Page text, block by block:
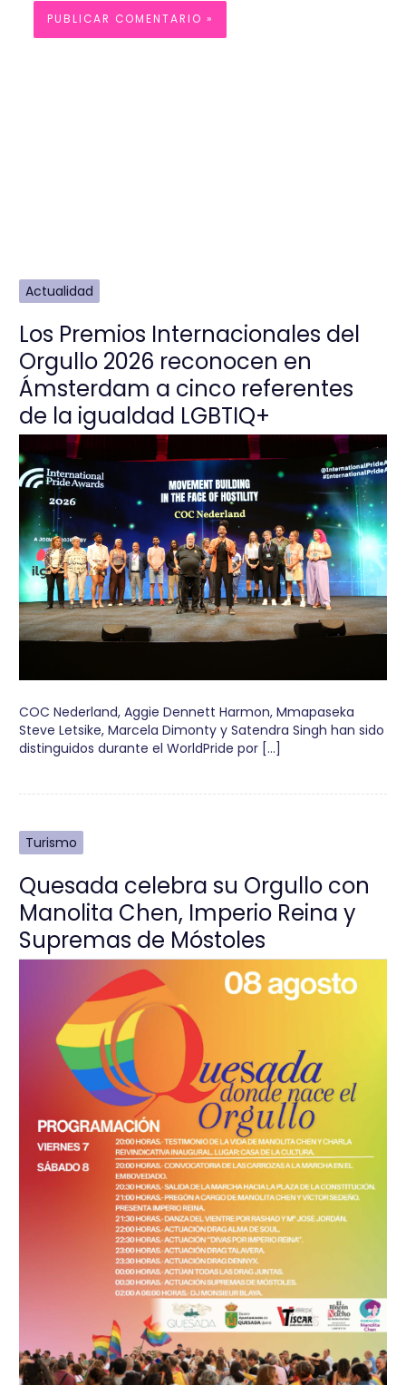
Actualidad
Los Premios Internacionales del
Orgullo 2026 reconocen en
Ámsterdam a cinco referentes
de la igualdad LGBTIQ+
COC Nederland, Aggie Dennett Harmon, Mmapaseka
Steve Letsike, Marcela Dimonty y Satendra Singh han sido
distinguidos durante el WorldPride por […]
Turismo
Quesada celebra su Orgullo con
Manolita Chen, Imperio Reina y
Supremas de Móstoles